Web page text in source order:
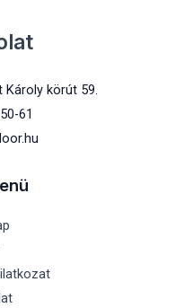
Károly körút 59.
61